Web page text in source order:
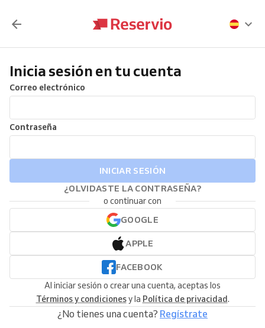
Inicia sesión en tu cuenta
Correo electrónico
Contraseña
INICIAR SESIÓN
¿OLVIDASTE LA CONTRASEÑA?
o continuar con
GOOGLE
APPLE
FACEBOOK
Al iniciar sesión o crear una cuenta, aceptas los
Términos y condicionesy la Política de privacidad.
¿No tienes una cuenta? Regístrate